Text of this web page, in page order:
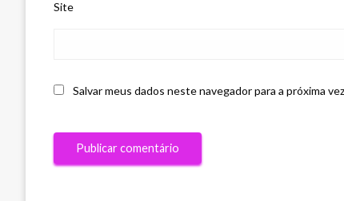
Site
Salvar meus dados neste navegador para a próxima